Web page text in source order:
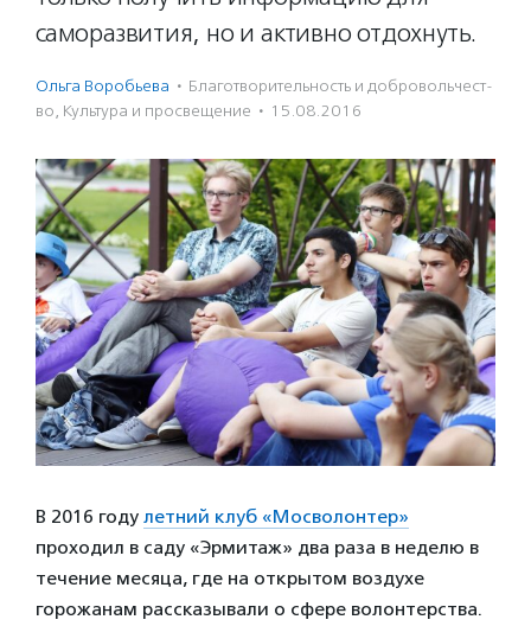
саморазвития, но и активно отдохнуть.
Ольга Воробьева · Благотвори­тель­ность и доброволь­чест­
во, Культура и просвещение · 15.08.2016
В 2016 году летний клуб «Мосволонтер»
проходил в саду «Эрмитаж» два раза в неделю в
течение месяца, где на открытом воздухе
горожанам рассказывали о сфере волонтерства.